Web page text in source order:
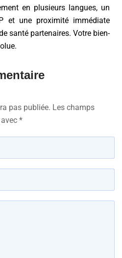
en plusieurs langues, un
et une proximité immédiate
santé partenaires. Votre bien-
pas publiée. Les champs
*